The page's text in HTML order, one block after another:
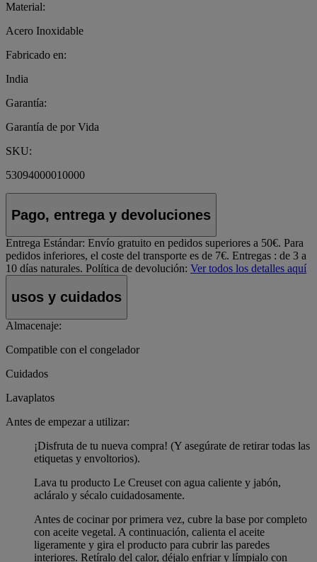
Material:
Acero Inoxidable
Fabricado en:
India
Garantía:
Garantía de por Vida
SKU:
53094000010000
Pago, entrega y devoluciones
Entrega Estándar: Envío gratuito en pedidos superiores a 50€. Para
pedidos inferiores, el coste del transporte es de 7€. Entregas : de 3 a
10 días naturales. Política de devolución: Ver todos los detalles aquí
usos y cuidados
Almacenaje:
Compatible con el congelador
Cuidados
Lavaplatos
Antes de empezar a utilizar:
¡Disfruta de tu nueva compra! (Y asegúrate de retirar todas las
etiquetas y envoltorios).
Lava tu producto Le Creuset con agua caliente y jabón,
acláralo y sécalo cuidadosamente.
Antes de cocinar por primera vez, cubre la base por completo
con aceite vegetal. A continuación, calienta el aceite
ligeramente y gira el producto para cubrir las paredes
interiores. Retíralo del calor, déjalo enfriar y límpialo con